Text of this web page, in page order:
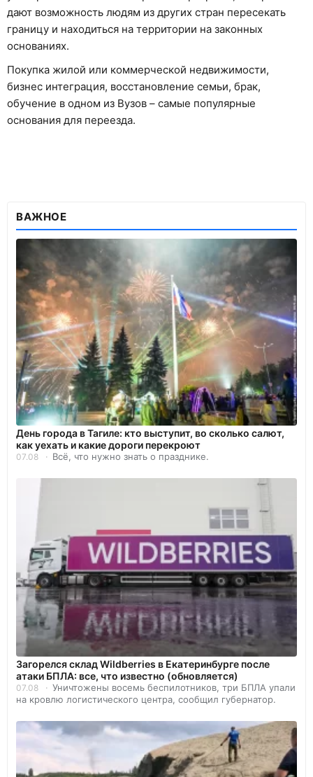
дают возможность людям из других стран пересекать
границу и находиться на территории на законных
основаниях.
Покупка жилой или коммерческой недвижимости,
бизнес интеграция, восстановление семьи, брак,
обучение в одном из Вузов – самые популярные
основания для переезда.
ВАЖНОЕ
День города в Тагиле: кто выступит, во сколько салют,
как уехать и какие дороги перекроют
07.08 Всё, что нужно знать о празднике.
Загорелся склад Wildberries в Екатеринбурге после
атаки БПЛА: все, что известно (обновляется)
07.08
Уничтожены восемь беспилотников, три БПЛА упали
на кровлю логистического центра, сообщил губернатор.